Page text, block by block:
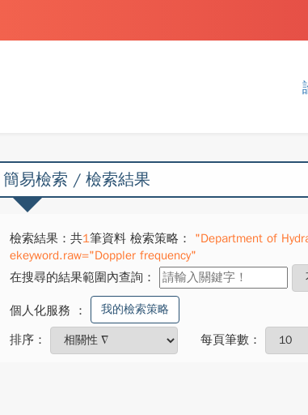
簡易檢索 / 檢索結果
檢索結果：共1筆資料 檢索策略：
"Department of
ekeyword.raw="Doppler frequency"
在搜尋的結果範圍內查詢：
個人化服務 ： 我的檢索策略
排序： 每頁筆數：